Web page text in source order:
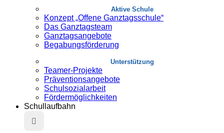
Aktive Schule
Konzept „Offene Ganztagsschule“
Das Ganztagsteam
Ganztagsangebote
Begabungsförderung
Unterstützung
Teamer-Projekte
Präventionsangebote
Schulsozialarbeit
Fördermöglichkeiten
Schullaufbahn